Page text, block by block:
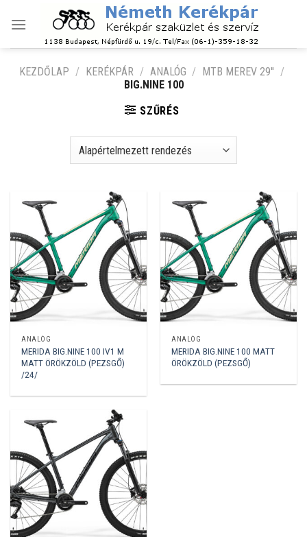
KEZDŐLAP / KERÉKPÁR / ANALÓG / MTB MEREV 29'' /
BIG.NINE 100
SZŰRÉS
ANALÓG
MERIDA BIG.NINE 100 IV1 M
MATT ÖRÖKZÖLD (PEZSGŐ)
/24/
ANALÓG
MERIDA BIG.NINE 100 MATT
ÖRÖKZÖLD (PEZSGŐ)